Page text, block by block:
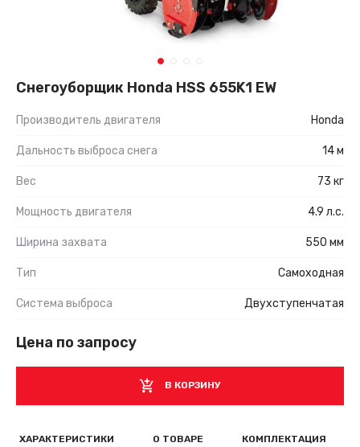
Снегоуборщик Honda HSS 655K1 EW
Производитель двигателя Honda
Дальность выброса снега 14 м
Вес 73 кг
Мощность двигателя 4.9 л.с.
Ширина захвата 550 мм
Тип Самоходная
Система выброса Двухступенчатая
Цена по запросу
В КОРЗИНУ
ХАРАКТЕРИСТИКИ О ТОВАРЕ КОМПЛЕКТАЦИЯ